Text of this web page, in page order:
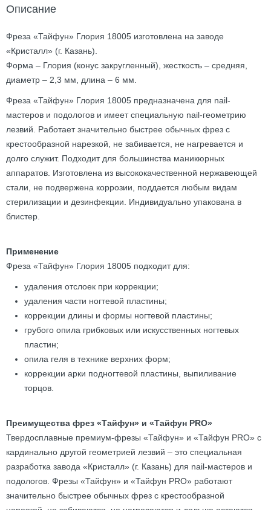
Описание
Фреза «Тайфун» Глория 18005 изготовлена на заводе
«Кристалл» (г. Казань).
Форма – Глория (конус закругленный), жесткость – средняя,
диаметр – 2,3 мм, длина – 6 мм.
Фреза «Тайфун» Глория 18005 предназначена для nail-
мастеров и подологов и имеет специальную nail-геометрию
лезвий. Работает значительно быстрее обычных фрез с
крестообразной нарезкой, не забивается, не нагревается и
долго служит. Подходит для большинства маникюрных
аппаратов. Изготовлена из высококачественной нержавеющей
стали, не подвержена коррозии, поддается любым видам
стерилизации и дезинфекции. Индивидуально упакована в
блистер.
Применение
Фреза «Тайфун» Глория 18005 подходит для:
удаления отслоек при коррекции;
удаления части ногтевой пластины;
коррекции длины и формы ногтевой пластины;
грубого опила грибковых или искусственных ногтевых
пластин;
опила геля в технике верхних форм;
коррекции арки подногтевой пластины, выпиливание
торцов.
Преимущества фрез «Тайфун» и «Тайфун PRO»
Твердосплавные премиум-фрезы «Тайфун» и «Тайфун PRO» с
кардинально другой геометрией лезвий – это специальная
разработка завода «Кристалл» (г. Казань) для nail-мастеров и
подологов. Фрезы «Тайфун» и «Тайфун PRO» работают
значительно быстрее обычных фрез с крестообразной